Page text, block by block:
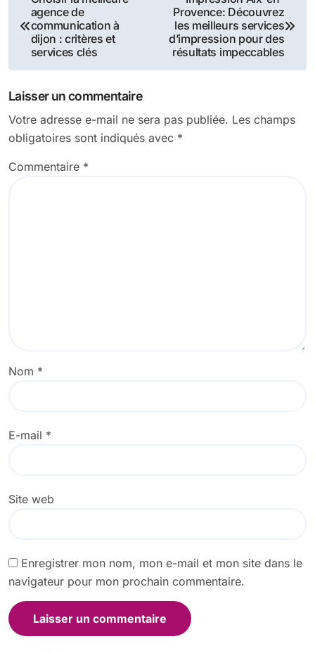
de
l’article
agence de
communication à
dijon : critères et
services clés
Provence: Découvrez
les meilleurs services
d’impression pour des
résultats impeccables
Laisser un commentaire
Votre adresse e-mail ne sera pas publiée. Les champs
obligatoires sont indiqués avec *
Commentaire *
Nom *
E-mail *
Site web
Enregistrer mon nom, mon e-mail et mon site dans le
navigateur pour mon prochain commentaire.